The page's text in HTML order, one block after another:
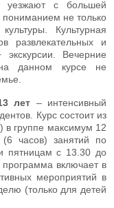
уезжают с большей
пониманием не только
Культурная
развлекательных и
Вечерние
данном курсе не
лет – интенсивный
Курс состоит из
в группе максимум 12
часов) занятий по
пятницам с 13.30 до
программа включает в
мероприятий в
(только для детей